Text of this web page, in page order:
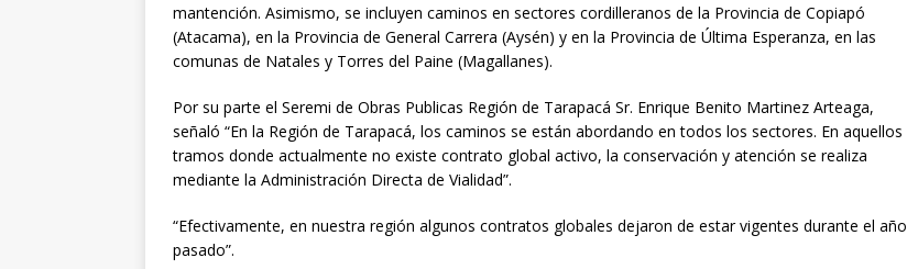
mantención. Asimismo, se incluyen caminos en sectores cordilleranos de la Provincia de Copiapó
(Atacama), en la Provincia de General Carrera (Aysén) y en la Provincia de Última Esperanza, en las
comunas de Natales y Torres del Paine (Magallanes).
Por su parte el Seremi de Obras Publicas Región de Tarapacá Sr. Enrique Benito Martinez Arteaga,
señaló “En la Región de Tarapacá, los caminos se están abordando en todos los sectores. En aquellos
tramos donde actualmente no existe contrato global activo, la conservación y atención se realiza
mediante la Administración Directa de Vialidad”.
“Efectivamente, en nuestra región algunos contratos globales dejaron de estar vigentes durante el año
pasado”.